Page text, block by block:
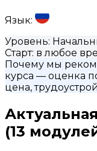
Язык:
Уровень:
Старт: в любое
Почему мы
курса — оценка
цена,
(13